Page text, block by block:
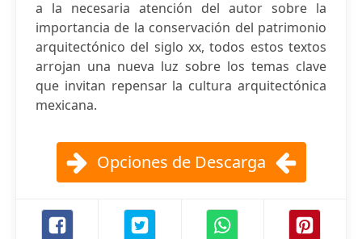
a la necesaria atención del autor sobre la
importancia de la conservación del patrimonio
arquitectónico del siglo xx, todos estos textos
arrojan una nueva luz sobre los temas clave
que invitan repensar la cultura arquitectónica
mexicana.
Opciones de Descarga